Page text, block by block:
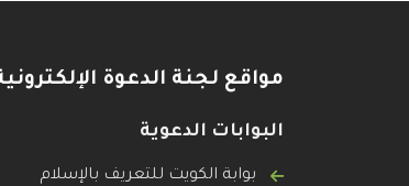
مواقع لجنة الدعوة
البوابات الدعوية
بوابة الكويت للتعريف بالإسلام